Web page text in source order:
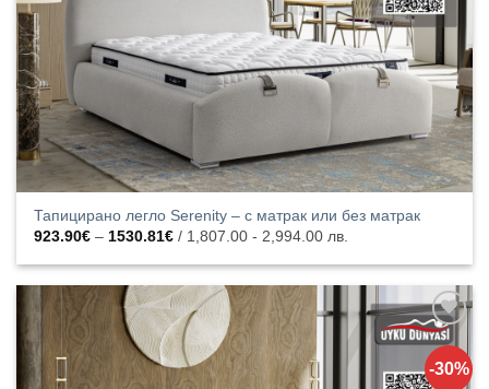
Тапицирано легло Serenity – с матрак или без матрак
923.90€ – 1530.81€Price
range:
923.90€
1530.81€
/ 1,807.00 - 2,994.00 лв.
-30%
Добавяне
към
списъка с